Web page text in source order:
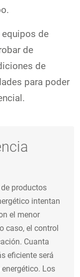
equipos de
de
de
para poder
productos
intentan
el menor
caso, el control
Cuanta
eficiente será
Los